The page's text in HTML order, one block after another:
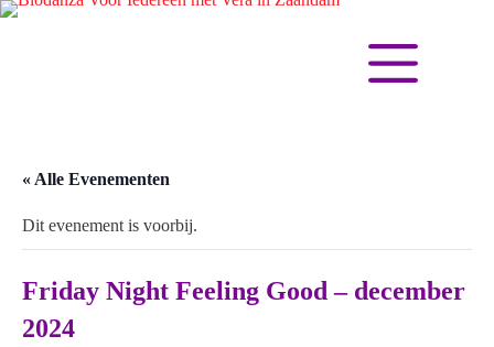
« Alle Evenementen
Dit evenement is voorbij.
Friday Night Feeling Good – december
2024